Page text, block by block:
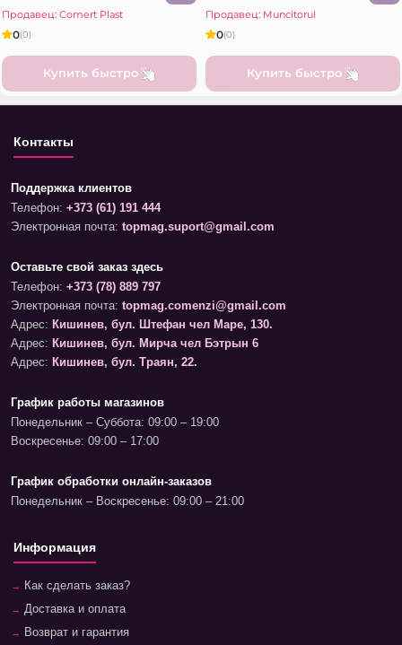
Продавец: Comert Plast
0(0)
Купить быстро
Продавец: Muncitorul
0(0)
Купить быстро
Контакты
Поддержка клиентов
Телефон: +373 (61) 191 444
Электронная почта: topmag.suport@gmail.com
Оставьте свой заказ здесь
Телефон: +373 (78) 889 797
Электронная почта: topmag.comenzi@gmail.com
Адрес: Кишинев, бул. Штефан чел Маре, 130.
Адрес: Кишинев, бул. Мирча чел Бэтрын 6
Адрес: Кишинев, бул. Траян, 22.
График работы магазинов
Понедельник – Суббота: 09:00 – 19:00
Воскресенье: 09:00 – 17:00
График обработки онлайн-заказов
Понедельник – Воскресенье: 09:00 – 21:00
Информация
Как сделать заказ?
Доставка и оплата
Возврат и гарантия